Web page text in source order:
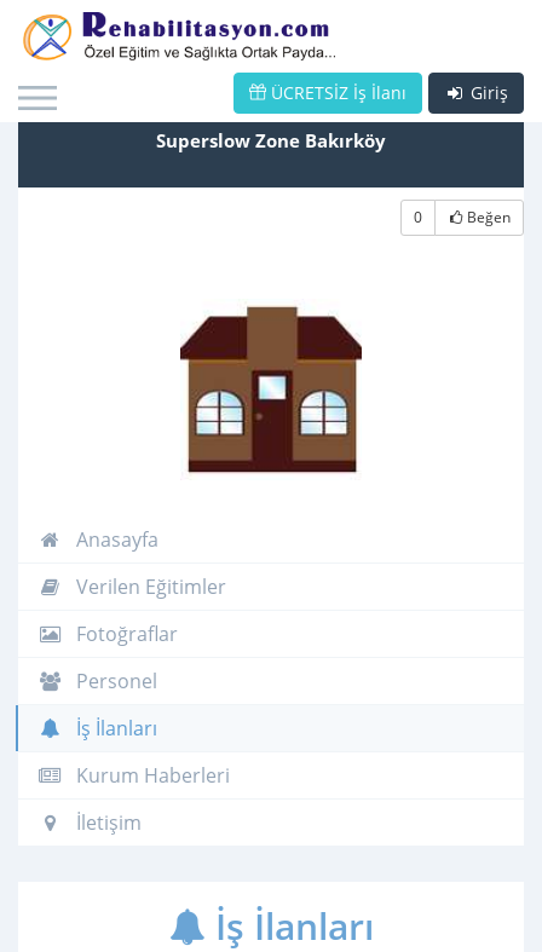
Giriş
ÜCRETSİZ İş İlanı
Superslow Zone Bakırköy
0 Beğen
Anasayfa
Verilen Eğitimler
Fotoğraflar
Personel
İş İlanları
Kurum Haberleri
İletişim
İş İlanları